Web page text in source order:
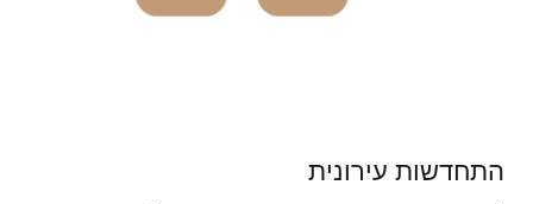
התחדשות עירונית